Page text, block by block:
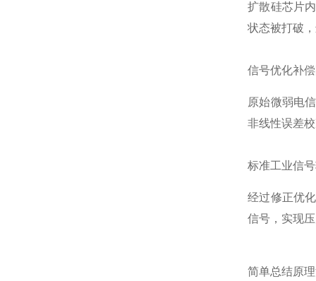
扩散硅芯片
状态被打破
信号优化补
原始微弱电
非线性误差
标准工业信
经过修正优
信号，实现
简单总结原